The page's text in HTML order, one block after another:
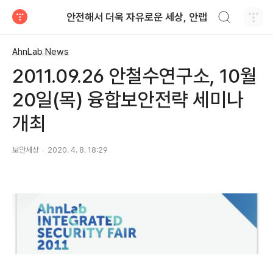
안전해서 더욱 자유로운 세상, 안랩
AhnLab News
2011.09.26 안철수연구소, 10월
20일(목) 융합보안전략 세미나
개최
보안세상 2020. 4. 8. 18:29